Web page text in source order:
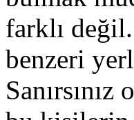
farklı
benzeri